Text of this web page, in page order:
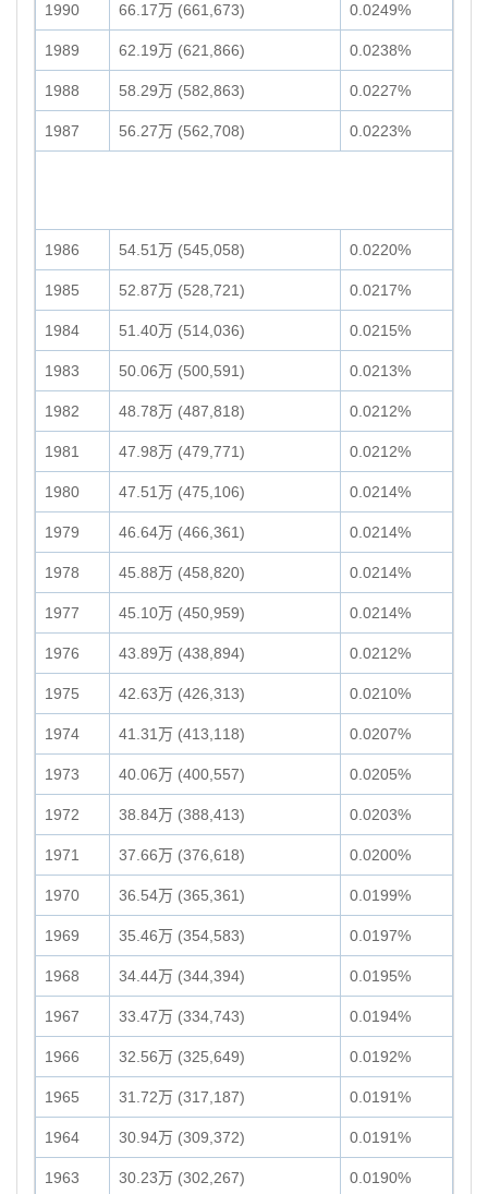
1990 66.17万 (661,673) 0.0249%
1989 62.19万 (621,866) 0.0238%
1988 58.29万 (582,863) 0.0227%
1987 56.27万 (562,708) 0.0223%
1986 54.51万 (545,058) 0.0220%
1985 52.87万 (528,721) 0.0217%
1984 51.40万 (514,036) 0.0215%
1983 50.06万 (500,591) 0.0213%
1982 48.78万 (487,818) 0.0212%
1981 47.98万 (479,771) 0.0212%
1980 47.51万 (475,106) 0.0214%
1979 46.64万 (466,361) 0.0214%
1978 45.88万 (458,820) 0.0214%
1977 45.10万 (450,959) 0.0214%
1976 43.89万 (438,894) 0.0212%
1975 42.63万 (426,313) 0.0210%
1974 41.31万 (413,118) 0.0207%
1973 40.06万 (400,557) 0.0205%
1972 38.84万 (388,413) 0.0203%
1971 37.66万 (376,618) 0.0200%
1970 36.54万 (365,361) 0.0199%
1969 35.46万 (354,583) 0.0197%
1968 34.44万 (344,394) 0.0195%
1967 33.47万 (334,743) 0.0194%
1966 32.56万 (325,649) 0.0192%
1965 31.72万 (317,187) 0.0191%
1964 30.94万 (309,372) 0.0191%
1963 30.23万 (302,267) 0.0190%